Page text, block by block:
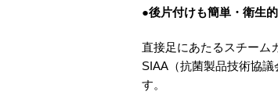
●後片付けも簡単・衛生的
直接足にあたるスチーム
SIAA（抗菌製品技術協
す。